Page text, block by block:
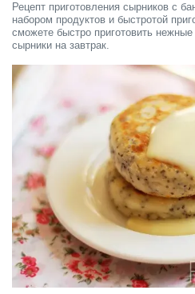
Рецепт приготовления сырников с
набором продуктов и быстротой
сможете быстро приготовить
сырники на завтрак.